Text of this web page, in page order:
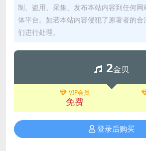
制、盗用、采集、发布本站内容到任何网
体平台。如若本站内容侵犯了原著者的合
们进行处理。
2金贝
VIP会员
免费
登录后购买